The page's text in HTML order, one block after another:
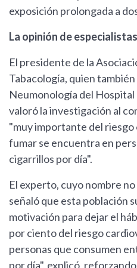
exposición prolongada a
La opinión de
El presidente de la
Tabacología, quien
Neumonología del
valoró la investigación al
"muy importante del riesgo
fumar se encuentra en
cigarrillos por día".
El experto, cuyo nombre
señaló que esta población
motivación para dejar el
por ciento del riesgo
personas que consumen
por día", explicó,